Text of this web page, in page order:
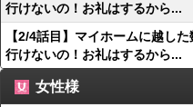
行けないの！お礼はするから...
【2/4話目】マイホームに越し
行けないの！お礼はするから...
女性様